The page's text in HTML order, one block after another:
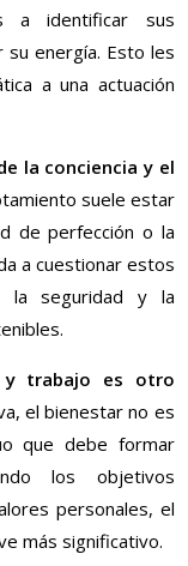
a identificar sus
energía. Esto les
a una actuación
la conciencia y el
suele estar
de perfección o la
a cuestionar estos
la seguridad y la
y trabajo es otro
el bienestar no es
que debe formar
los objetivos
personales, el
más significativo.